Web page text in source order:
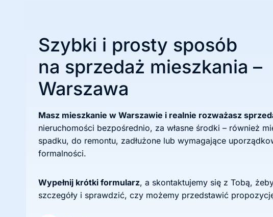
Szybki i prosty sposób
na sprzedaż mieszkania –
Warszawa
Masz mieszkanie w Warszawie i realnie rozważasz
nieruchomości bezpośrednio, za własne środki – również
spadku, do remontu, zadłużone lub wymagające
formalności.
Wypełnij krótki formularz, a skontaktujemy się z Tobą,
szczegóły i sprawdzić, czy możemy przedstawić